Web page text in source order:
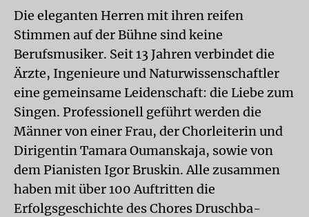
Die eleganten Herren mit ihren reifen
Stimmen auf der Bühne sind keine
Berufsmusiker. Seit 13 Jahren verbindet die
Ärzte, Ingenieure und Naturwissenschaftler
eine gemeinsame Leidenschaft: die Liebe zum
Singen. Professionell geführt werden die
Männer von einer Frau, der Chorleiterin und
Dirigentin Tamara Oumanskaja, sowie von
dem Pianisten Igor Bruskin. Alle zusammen
haben mit über 100 Auftritten die
Erfolgsgeschichte des Chores Druschba-